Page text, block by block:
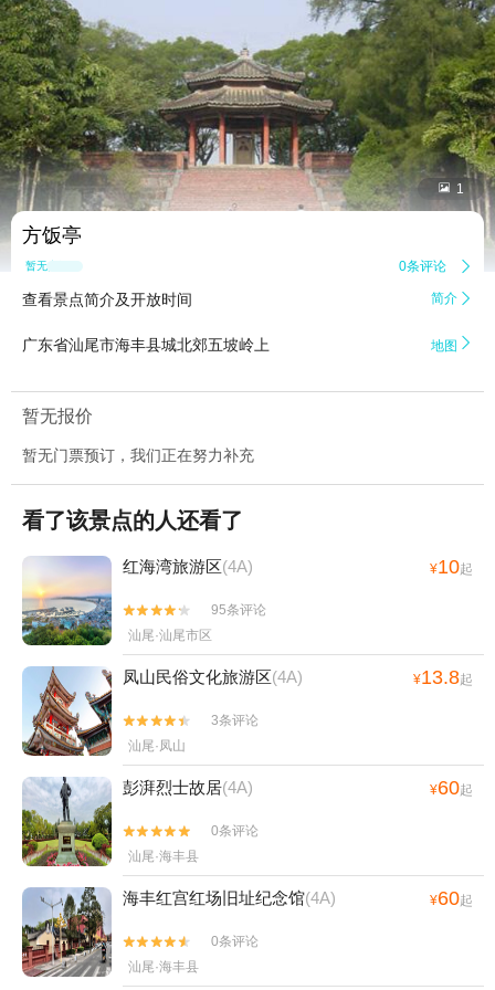
 1
方饭亭
暂无点评 0条评论 
查看景点简介及开放时间 简介 
广东省汕尾市海丰县城北郊五坡岭上 地图 
暂无报价
暂无门票预订，我们正在努力补充
看了该景点的人还看了
红海湾旅游区(4A) ¥10起


95条评论
汕尾·汕尾市区
凤山民俗文化旅游区(4A) ¥13.8起


3条评论
汕尾·凤山
彭湃烈士故居(4A) ¥60起


0条评论
汕尾·海丰县
海丰红宫红场旧址纪念馆(4A) ¥60起


0条评论
汕尾·海丰县
